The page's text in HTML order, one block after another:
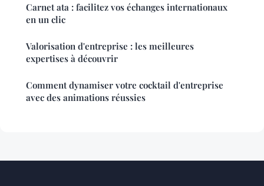
Carnet ata : facilitez vos échanges internationaux
en un clic
Valorisation d'entreprise : les meilleures
expertises à découvrir
Comment dynamiser votre cocktail d'entreprise
avec des animations réussies